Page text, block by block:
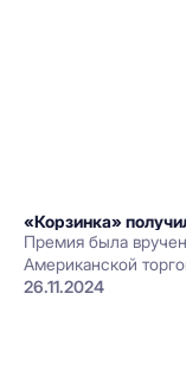
«Корзинка»
Премия была
Американской
26.11.2024